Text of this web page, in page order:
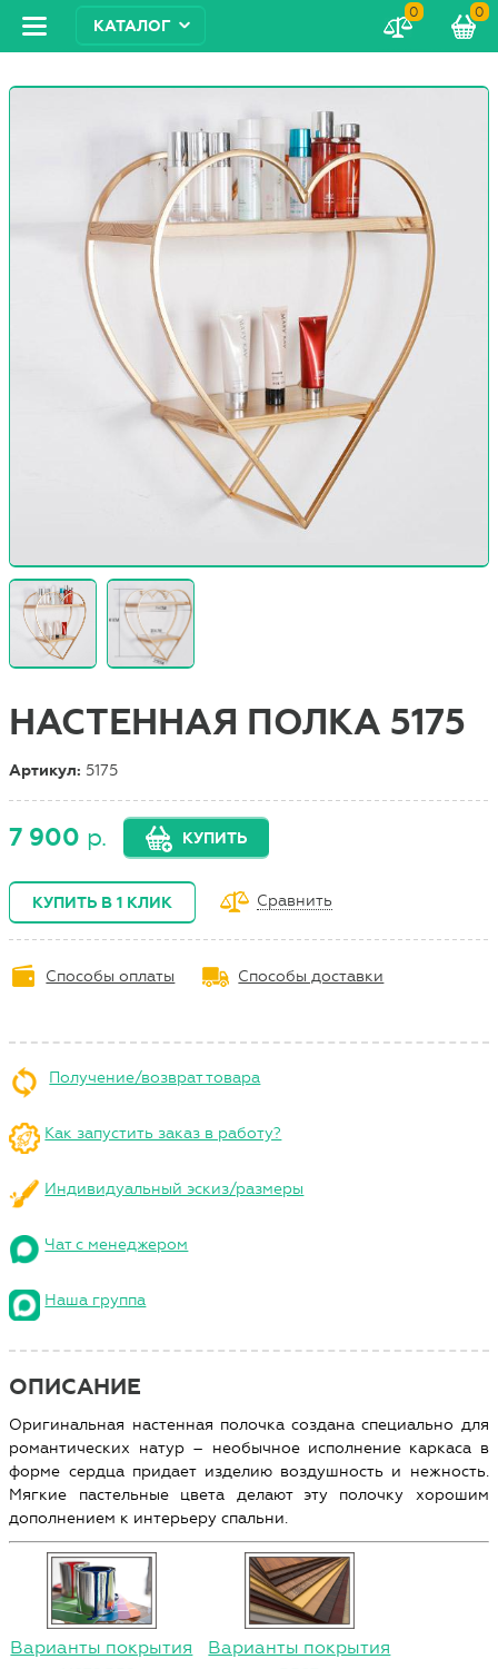
КАТАЛОГ
0 0
НАСТЕННАЯ ПОЛКА 5175
Артикул: 5175
7 900 р. КУПИТЬ
КУПИТЬ В 1 КЛИК Сравнить
Способы оплаты Способы доставки
Получение/возврат товара
Как запустить заказ в работу?
Индивидуальный эскиз/размеры
Чат с менеджером
Наша группа
ОПИСАНИЕ
Оригинальная настенная полочка создана специально для
романтических натур – необычное исполнение каркаса в
форме сердца придает изделию воздушность и нежность.
Мягкие пастельные цвета делают эту полочку хорошим
дополнением к интерьеру спальни.
Варианты покрытия
Варианты покрытия